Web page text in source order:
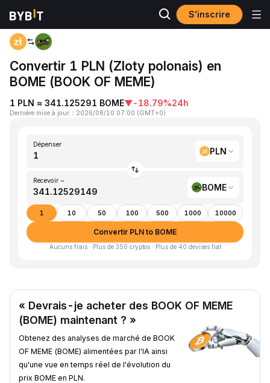
S’inscrire
Accueil
Convertir 1 PLN (Zloty polonais) en
BOME (BOOK OF MEME)
1 PLN ≈ 341.125291 BOME▼-18.79%24h
Dernière mise à jour ： 2026/08/10 07:00 (GMT+0)
Dépenser
PLN
Recevoir ~
BOME
1 10 50 100 500 1000 10000
Convertir PLN to BOME
Aucuns frais · Plus de 350 cryptos · Plus de 40 devises fiat
« Devrais-je acheter des BOOK OF MEME
(BOME) maintenant ? »
Obtenez des analyses de marché de BOOK
OF MEME (BOME) alimentées par l'IA ainsi
qu'une vue en temps réel de l'évolution du
prix BOME en PLN.